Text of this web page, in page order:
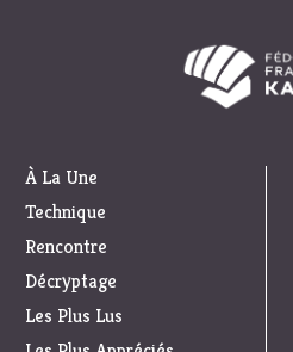
À La Une
Technique
Rencontre
Décryptage
Les Plus Lus